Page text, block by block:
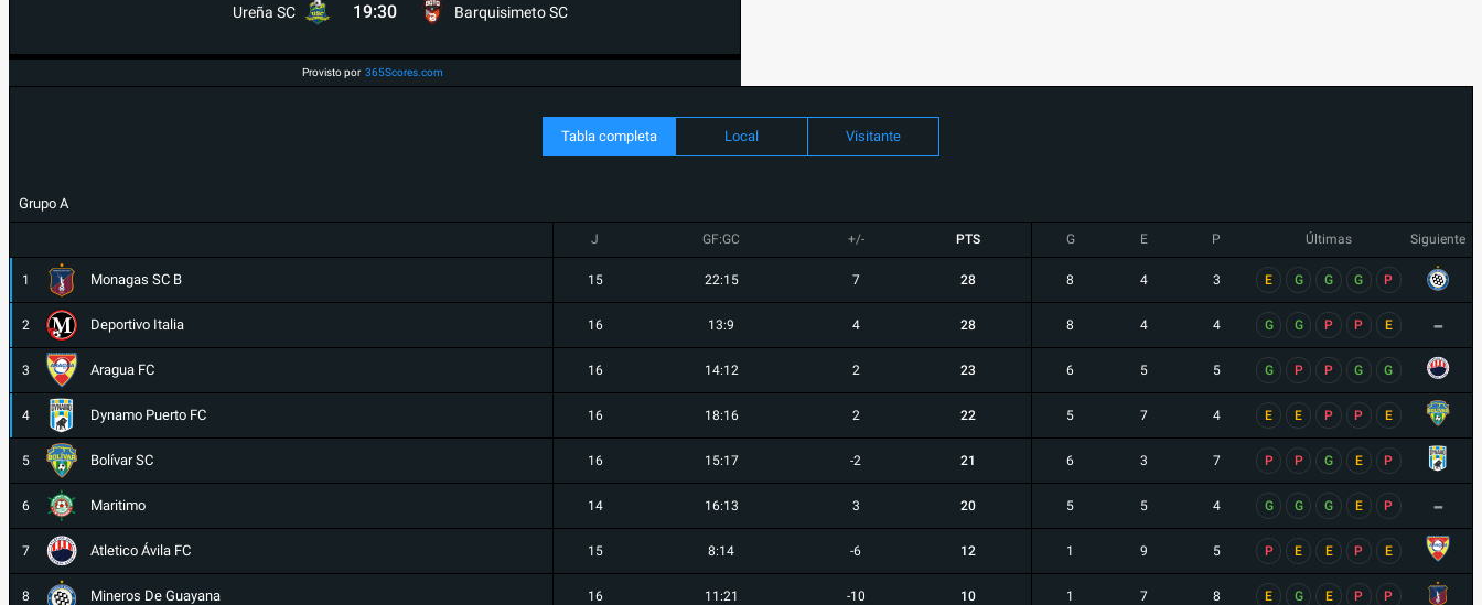
Ureña SC 19:30 Barquisimeto SC
Provisto por 365Scores.com
Tabla completa Local Visitante
Grupo A
J GF:GC +/- PTS G E P Últimas Siguiente
1 Monagas SC B 15 22:15 7 28 8 4 3 E G G G P
2 Deportivo Italia 16 13:9 4 28 8 4 4 G G P P E -
3 Aragua FC 16 14:12 2 23 6 5 5 G P P G G
4 Dynamo Puerto FC 16 18:16 2 22 5 7 4 E E P P E
5 Bolívar SC 16 15:17 -2 21 6 3 7 P P G E P
6 Maritimo 14 16:13 3 20 5 5 4 G G G E P -
7 Atletico Ávila FC 15 8:14 -6 12 1 9 5 P E E P E
8 Mineros De Guayana 16 11:21 -10 10 1 7 8 E G E P P